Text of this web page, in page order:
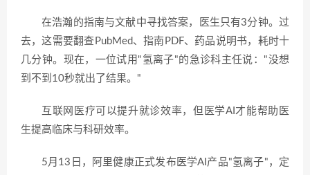
在浩瀚的指南与文献中寻找答案，医生只有3分钟。过
去，这需要翻查PubMed、指南PDF、药品说明书，耗时十
几分钟。现在，一位试用"氢离子"的急诊科主任说："没想
到不到10秒就出了结果。"
互联网医疗可以提升就诊效率，但医学AI才能帮助医
生提高临床与科研效率。
5月13日，阿里健康正式发布医学AI产品"氢离子"，定